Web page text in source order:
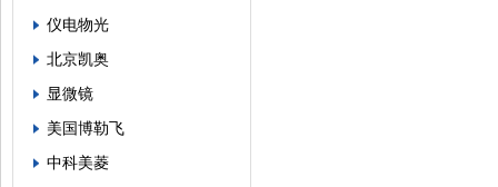
仪电物光
北京凯奥
显微镜
美国博勒飞
中科美菱